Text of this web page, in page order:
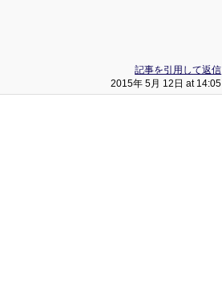
記事を引用して返信
2015年 5月 12日 at 14:05